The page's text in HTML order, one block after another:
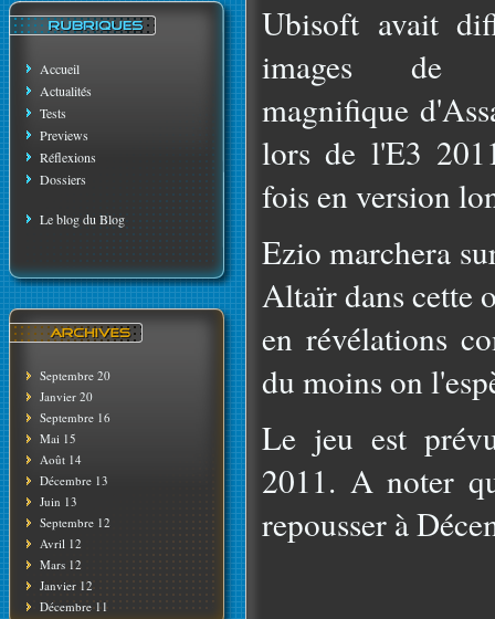
Accueil
Actualités
Tests
Previews
Réflexions
Dossiers
Le blog du Blog
Septembre 20
Janvier 20
Septembre 16
Mai 15
Août 14
Décembre 13
Juin 13
Septembre 12
Avril 12
Mars 12
Janvier 12
Décembre 11
Ubisoft avait
images de
magnifique
lors de l'E3
fois en version
Ezio marchera
Altaïr dans cette
en révélations
du moins on
Le jeu est
2011. A noter
repousser à